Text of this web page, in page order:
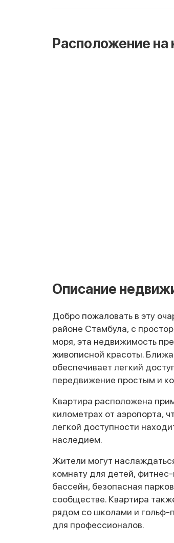
Расположение на
Описание
Добро пожаловать в эту
районе Стамбула, с
моря, эта недвижимость
живописной красоты.
обеспечивает легкий
передвижение простым и
Квартира расположена
километрах от аэропорта,
легкой доступности
наследием.
Жители могут
комнату для детей,
бассейн, безопасная
сообществе. Квартира
рядом со школами и гольф-
для профессионалов.